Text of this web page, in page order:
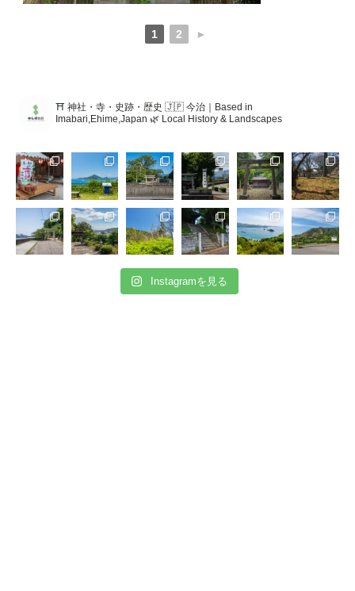
1 2 ►
⛩️ 神社・寺・史跡・歴史 🇯🇵 今治｜Based in
Imabari,Ehime,Japan 🌿 Local History & Landscapes
Instagramを見る